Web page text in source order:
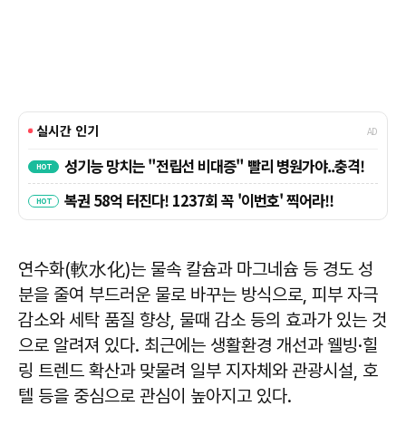
연수화(軟水化)는 물속 칼슘과 마그네슘 등 경도 성
분을 줄여 부드러운 물로 바꾸는 방식으로, 피부 자극
감소와 세탁 품질 향상, 물때 감소 등의 효과가 있는 것
으로 알려져 있다. 최근에는 생활환경 개선과 웰빙·힐
링 트렌드 확산과 맞물려 일부 지자체와 관광시설, 호
텔 등을 중심으로 관심이 높아지고 있다.